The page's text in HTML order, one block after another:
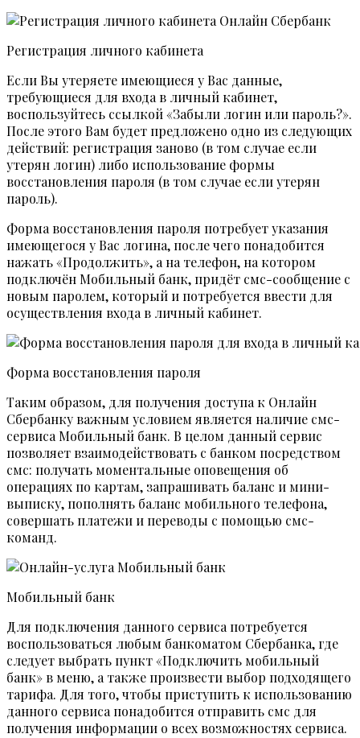
Регистрация личного кабинета
Если Вы утеряете имеющиеся у Вас данные,
требующиеся для входа в личный кабинет,
воспользуйтесь ссылкой «Забыли логин или пароль?».
После этого Вам будет предложено одно из следующих
действий: регистрация заново (в том случае если
утерян логин) либо использование формы
восстановления пароля (в том случае если утерян
пароль).
Форма восстановления пароля потребует указания
имеющегося у Вас логина, после чего понадобится
нажать «Продолжить», а на телефон, на котором
подключён Мобильный банк, придёт смс-сообщение с
новым паролем, который и потребуется ввести для
осуществления входа в личный кабинет.
Форма восстановления пароля
Таким образом, для получения доступа к Онлайн
Сбербанку важным условием является наличие смс-
сервиса Мобильный банк. В целом данный сервис
позволяет взаимодействовать с банком посредством
смс: получать моментальные оповещения об
операциях по картам, запрашивать баланс и мини-
выписку, пополнять баланс мобильного телефона,
совершать платежи и переводы с помощью смс-
команд.
Мобильный банк
Для подключения данного сервиса потребуется
воспользоваться любым банкоматом Сбербанка, где
следует выбрать пункт «Подключить мобильный
банк» в меню, а также произвести выбор подходящего
тарифа. Для того, чтобы приступить к использованию
данного сервиса понадобится отправить смс для
получения информации о всех возможностях сервиса.